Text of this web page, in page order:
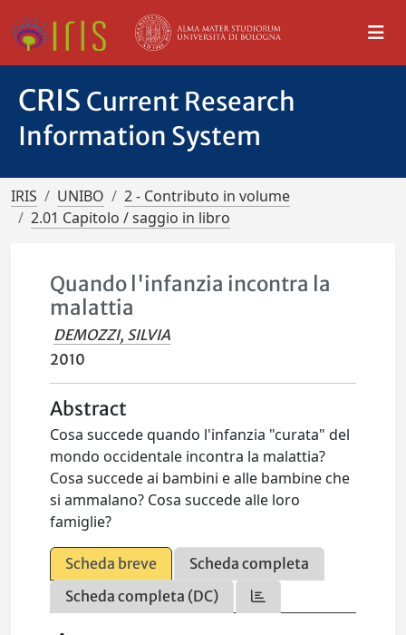
CRIS Current Research
Information System
IRIS UNIBO
2 - Contributo in volume
2.01 Capitolo / saggio in libro
Quando l'infanzia incontra la
malattia
DEMOZZI, SILVIA
2010
Abstract
Cosa succede quando l'infanzia "curata" del
mondo occidentale incontra la malattia?
Cosa succede ai bambini e alle bambine che
si ammalano? Cosa succede alle loro
famiglie?
Scheda breve
Scheda completa
Scheda completa (DC)